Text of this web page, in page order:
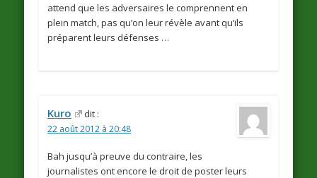
attend que les adversaires le comprennent en
plein match, pas qu’on leur révèle avant qu’ils
préparent leurs défenses …
Kuro dit :
22 août 2012 à 20:48
Bah jusqu’à preuve du contraire, les
journalistes ont encore le droit de poster leurs